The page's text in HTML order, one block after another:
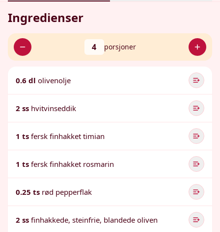
Ingredienser
4 porsjoner
0.6 dl olivenolje
2 ss hvitvinseddik
1 ts fersk finhakket timian
1 ts fersk finhakket rosmarin
0.25 ts rød pepperflak
2 ss finhakkede, steinfrie, blandede oliven